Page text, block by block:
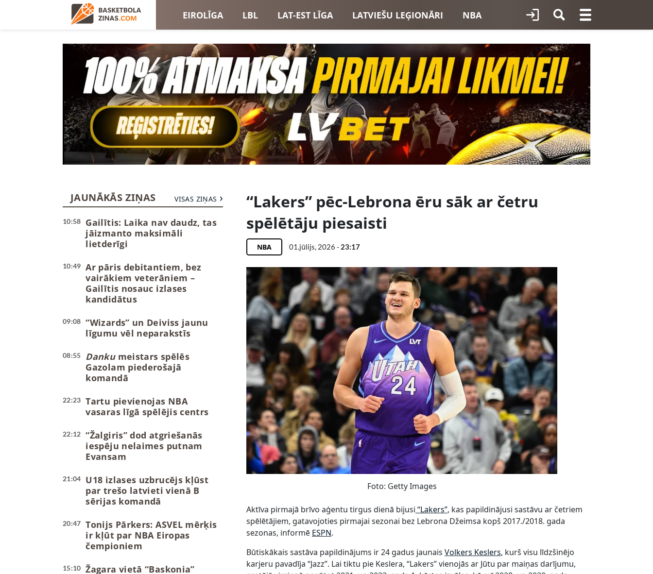
EIROLĪGA LBL LAT-EST LĪGA LATVIEŠU LEĢIONĀRI NBA
EIROKAUSI LATVIJAS IZLASE
JAUNĀKĀS ZIŅAS VISAS ZIŅAS
10:58
Gailītis: Laika nav daudz, tas
jāizmanto maksimāli
lietderīgi
10:49
Ar pāris debitantiem, bez
vairākiem veterāniem –
Gailītis nosauc izlases
kandidātus
09:08
“Wizards” un Deiviss jaunu
līgumu vēl neparakstīs
08:55 Dankumeistars spēlēs
Gazolam piederošajā
komandā
22:23
Tartu pievienojas NBA
vasaras līgā spēlējis centrs
22:12
“Žalgiris” dod atgriešanās
iespēju nelaimes putnam
Evansam
21:04
U18 izlases uzbrucējs kļūst
par trešo latvieti vienā B
sērijas komandā
20:47
Tonijs Pārkers: ASVEL mērķis
ir kļūt par NBA Eiropas
čempioniem
15:10
Žagara vietā “Baskonia”
“Lakers” pēc-Lebrona ēru sāk ar četru
spēlētāju piesaisti
NBA 01.jūlijs, 2026 - 23:17
Foto: Getty Images
Aktīva pirmajā brīvo aģentu tirgus dienā bijusi “Lakers”, kas papildinājusi sastāvu ar četriem
spēlētājiem, gatavojoties pirmajai sezonai bez Lebrona Džeimsa kopš 2017./2018. gada
sezonas, informē ESPN.
Būtiskākais sastāva papildinājums ir 24 gadus jaunais Volkers Keslers, kurš visu līdzšinējo
karjeru pavadīja “Jazz”. Lai tiktu pie Keslera, “Lakers” vienojās ar Jūtu par maiņas darījumu,